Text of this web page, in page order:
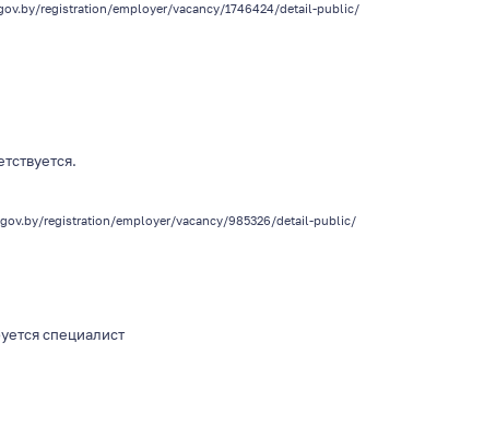
registration/employer/vacancy/1746424/detail-public/
registration/employer/vacancy/985326/detail-public/
специалист